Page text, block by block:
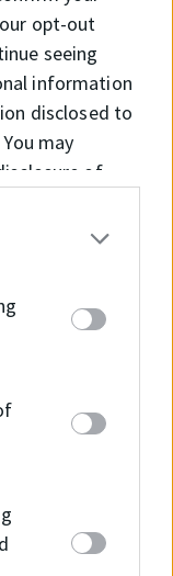
opt-out
seeing
information
disclosed to
may
of
This
us to third
it to other
Ezekre
x
tudunk